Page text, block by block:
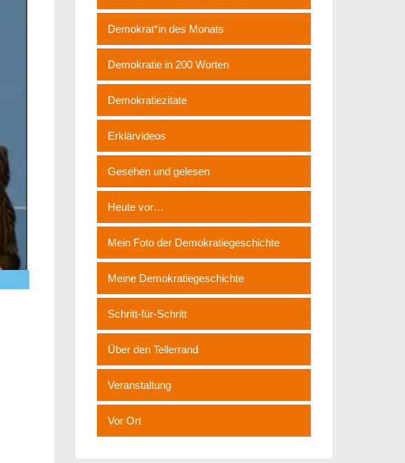
Demokrat*in des Monats
Demokratie in 200 Worten
Demokratiezitate
Erklärvideos
Gesehen und gelesen
Heute vor…
Mein Foto der Demokratiegeschichte
Meine Demokratiegeschichte
Schritt-für-Schritt
Über den Tellerrand
Veranstaltung
Vor Ort